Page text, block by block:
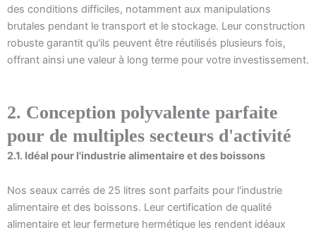
des conditions difficiles, notamment aux manipulations
brutales pendant le transport et le stockage. Leur construction
robuste garantit qu'ils peuvent être réutilisés plusieurs fois,
offrant ainsi une valeur à long terme pour votre investissement.
2. Conception polyvalente parfaite
pour de multiples secteurs d'activité
2.1. Idéal pour l'industrie alimentaire et des boissons
Nos seaux carrés de 25 litres sont parfaits pour l'industrie
alimentaire et des boissons. Leur certification de qualité
alimentaire et leur fermeture hermétique les rendent idéaux